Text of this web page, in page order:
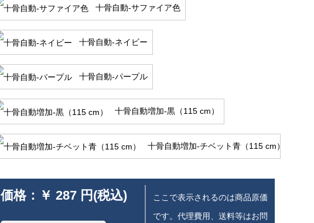
十骨自動-サファイア色
十骨自動-ネイビー
十骨自動-パープル
十骨自動増加-黒（115 cm）
十骨自動増加-チベット青（115 cm）
価格： ￥ 287 円(税込)
ここで表示されるのは商品原価
です。代理費用、送料等はお問